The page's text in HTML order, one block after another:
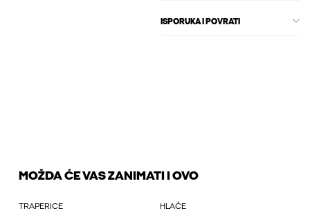
ISPORUKA I POVRATI
MOŽDA ĆE VAS ZANIMATI I OVO
TRAPERICE HLAČE